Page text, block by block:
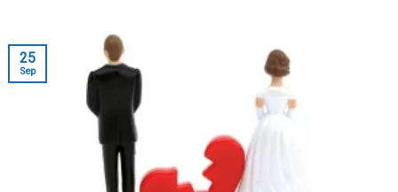
25
Sep